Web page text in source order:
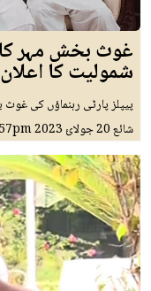
غوث بخش مہر کا
شمولیت کا اعلان
پیپلز پارٹی رہنماؤں کی
شائع20 جولائ 2023